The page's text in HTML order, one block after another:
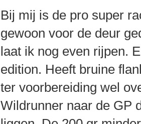
Bij mij is de pro super
gewoon voor de deur
laat ik nog even rijpen.
edition. Heeft bruine
ter voorbereiding wel
Wildrunner naar de GP